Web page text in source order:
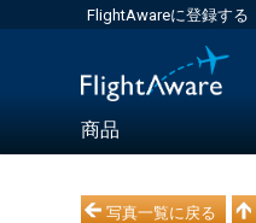
FlightAwareに登録する
商品
写真一覧に戻る